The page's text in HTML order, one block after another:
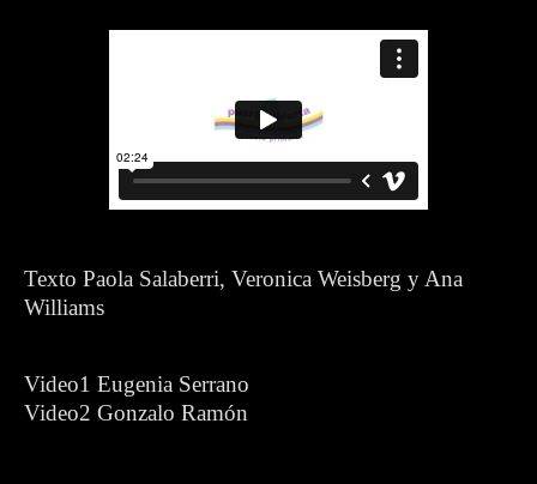
Texto Paola Salaberri, Veronica Weisberg y Ana
Williams
Video1 Eugenia Serrano
Video2 Gonzalo Ramón